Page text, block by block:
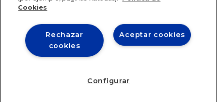
IE University 2026
Cookies
Aceptar cookies
Rechazar
cookies
Configurar